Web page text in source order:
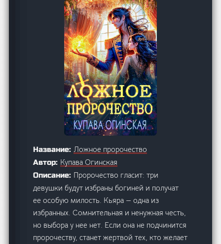
Название:Ложное пророчество
Автор: Купава Огинская
Описание: Пророчество гласит: три
девушки будут избраны богиней и получат
ее особую милость. Кьяра — одна из
избранных. Сомнительная и ненужная честь,
но выбора у нее нет. Если она не подчинится
пророчеству, станет жертвой тех, кто желает